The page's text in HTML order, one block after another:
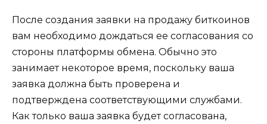
После создания заявки на прoдажу биткоинов
вам необходимо дождаться ее согласования со
стороны платформы обмена.​ Обычно это
занимает некоторое время, поскольку ваша
заявка должна быть проверeна и
подтверждена соответствующими службами.
Как только ваша заявка будет согласована,